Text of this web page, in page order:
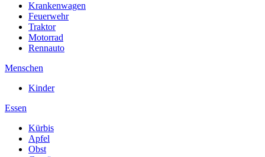
Krankenwagen
Feuerwehr
Traktor
Motorrad
Rennauto
Menschen
Kinder
Essen
Kürbis
Apfel
Obst